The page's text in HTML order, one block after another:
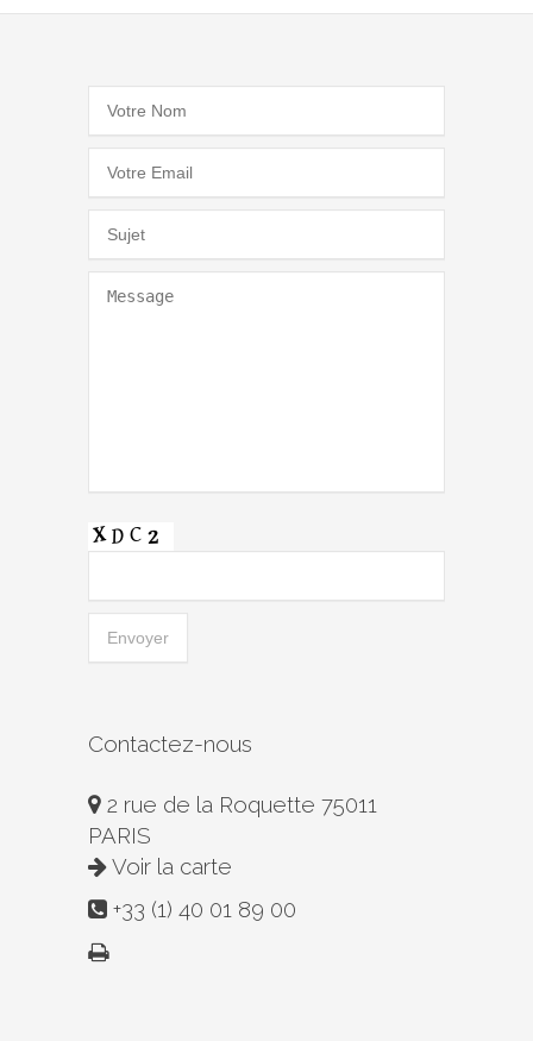
Contactez-nous
2 rue de la Roquette 75011
PARIS
Voir la carte
+33 (1) 40 01 89 00